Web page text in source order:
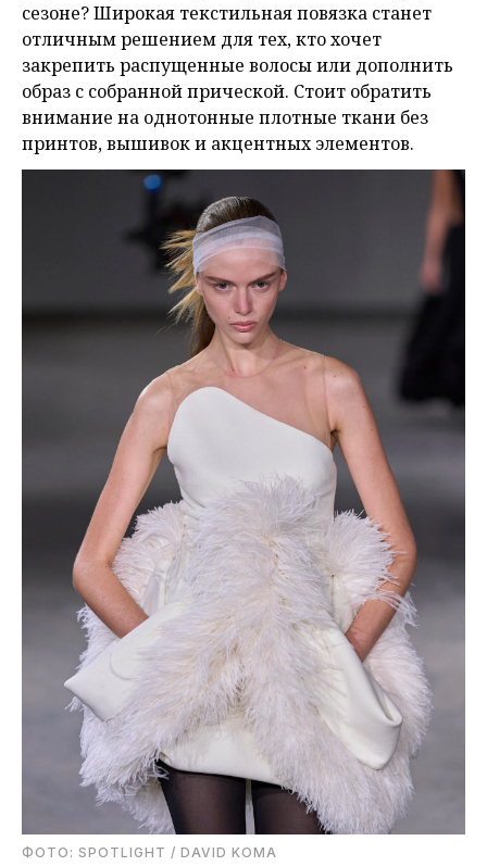
сезоне? Широкая текстильная повязка станет
отличным решением для тех, кто хочет
закрепить распущенные волосы или дополнить
образ с собранной прической. Стоит обратить
внимание на однотонные плотные ткани без
принтов, вышивок и акцентных элементов.
ФОТО: SPOTLIGHT / DAVID KOMA